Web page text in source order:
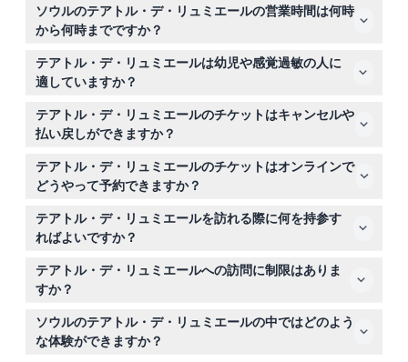
ソウルのテアトル・デ・リュミエールの営業時間は何時
から何時までですか？
テアトル・デ・リュミエールは午前10時から毎日開館して
います。月曜から木曜は午後6時20分に閉館し、最終入場
は午後5時30分です。金曜から日曜は午後7時10分に閉館
し、最終入場は午後6時20分です（変更される場合があり
ますので、予約時に必ずご確認ください）。
テアトル・デ・リュミエールは幼児や感覚過敏の人に
適していますか？
展示は非常に暗く、大きな音が鳴るため、乳児、幼児、閉
所恐怖症の方、大きな音に敏感な方には適さない場合があ
ります。
テアトル・デ・リュミエールのチケットはキャンセルや
払い戻しができますか？
テアトル・デ・リュミエールのチケットは返金不可でキャ
ンセルもできません。予約した日時に必ずご利用くださ
い。
テアトル・デ・リュミエールのチケットはオンラインで
どうやって予約できますか？
このウェブサイト上で、希望の日付と時間を選択して空き
状況を確認し、ご予約いただけますので簡単にオンライン
予約が可能です。
テアトル・デ・リュミエールを訪れる際に何を持参す
ればよいですか？
オンライン予約確認書と必要な身分証明書をお持ちくださ
い。展示は暗くて大きな音の環境のため、騒音に敏感な方
は耳栓などを持参されることをおすすめします。
テアトル・デ・リュミエールへの訪問に制限はありま
すか？
はい、このオファーは韓国のパスポート所持者は対象外で
す。0歳から2歳までの子どもは別席を利用しない限り無
料です。
ソウルのテアトル・デ・リュミエールの中ではどのよう
な体験ができますか？